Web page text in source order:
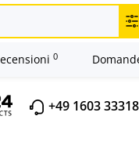
+49 1603
0